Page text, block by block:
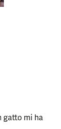
gatto mi ha